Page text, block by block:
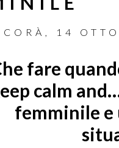
14
fare
calm
femminile e